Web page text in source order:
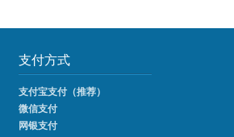
支付方式
支付宝支付（推荐）
微信支付
网银支付